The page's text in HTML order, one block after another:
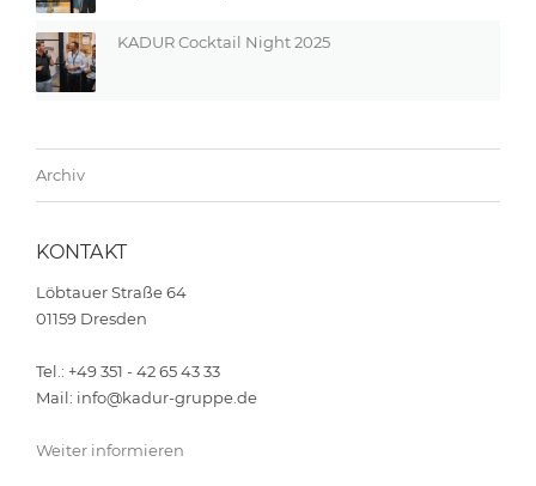
KADUR Cocktail Night 2025
Archiv
KONTAKT
Löbtauer Straße 64
01159 Dresden
Tel.: +49 351 - 42 65 43 33
Mail: info@kadur-gruppe.de
Weiter informieren